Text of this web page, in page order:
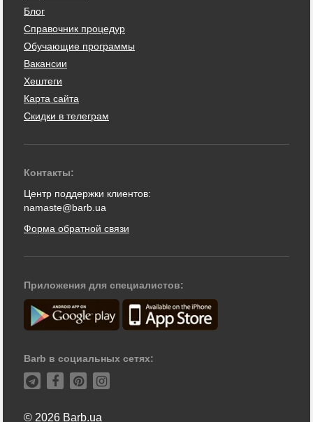
Блог
Справочник процедур
Обучающие программы
Вакансии
Хештеги
Карта сайта
Скидки в телеграм
Контакты:
Центр поддержки клиентов:
namaste@barb.ua
Форма обратной связи
Приложения для специалистов:
Barb в социальных сетях:
© 2026 Barb.ua